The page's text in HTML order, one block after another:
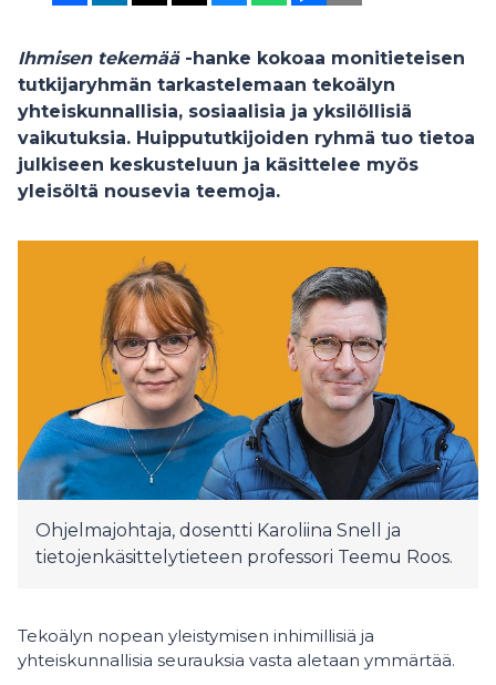
Ihmisen tekemää-hanke kokoaa monitieteisen
tutkijaryhmän tarkastelemaan tekoälyn
yhteiskunnallisia, sosiaalisia ja yksilöllisiä
vaikutuksia. Huippututkijoiden ryhmä tuo tietoa
julkiseen keskusteluun ja käsittelee myös
yleisöltä nousevia teemoja.
Ohjelmajohtaja, dosentti Karoliina Snell ja
tietojenkäsittelytieteen professori Teemu Roos.
Tekoälyn nopean yleistymisen inhimillisiä ja
yhteiskunnallisia seurauksia vasta aletaan ymmärtää.